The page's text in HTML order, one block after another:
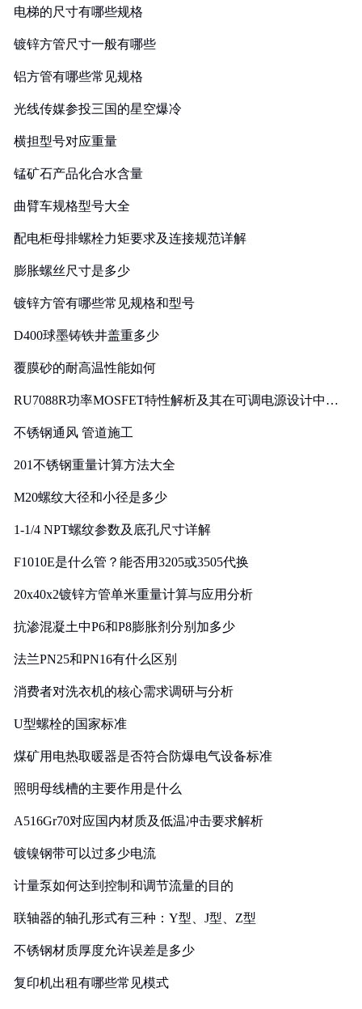
电梯的尺寸有哪些规格
镀锌方管尺寸一般有哪些
铝方管有哪些常见规格
光线传媒参投三国的星空爆冷
横担型号对应重量
锰矿石产品化合水含量
曲臂车规格型号大全
配电柜母排螺栓力矩要求及连接规范详解
膨胀螺丝尺寸是多少
镀锌方管有哪些常见规格和型号
D400球墨铸铁井盖重多少
覆膜砂的耐高温性能如何
RU7088R功率MOSFET特性解析及其在可调电源设计中的
不锈钢通风 管道施工
201不锈钢重量计算方法大全
M20螺纹大径和小径是多少
1-1/4 NPT螺纹参数及底孔尺寸详解
F1010E是什么管？能否用3205或3505代换
20x40x2镀锌方管单米重量计算与应用分析
抗渗混凝土中P6和P8膨胀剂分别加多少
法兰PN25和PN16有什么区别
消费者对洗衣机的核心需求调研与分析
U型螺栓的国家标准
煤矿用电热取暖器是否符合防爆电气设备标准
照明母线槽的主要作用是什么
A516Gr70对应国内材质及低温冲击要求解析
镀镍钢带可以过多少电流
计量泵如何达到控制和调节流量的目的
联轴器的轴孔形式有三种：Y型、J型、Z型
不锈钢材质厚度允许误差是多少
复印机出租有哪些常见模式